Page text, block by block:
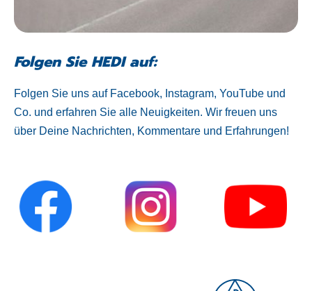
Folgen Sie HEDI auf:
Folgen Sie uns auf Facebook, Instagram, YouTube und
Co. und erfahren Sie alle Neuigkeiten. Wir freuen uns
über Deine Nachrichten, Kommentare und Erfahrungen!